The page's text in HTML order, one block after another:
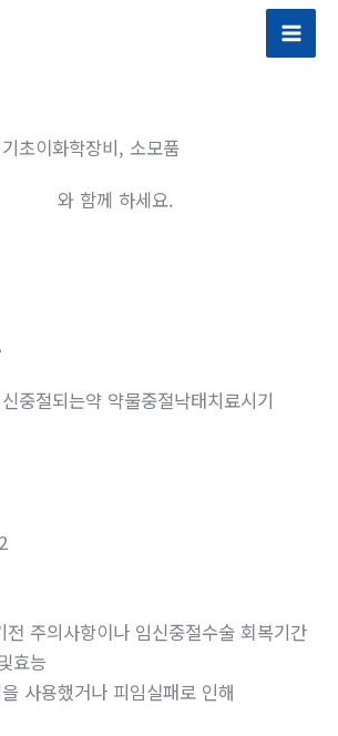
초이화학장비, 소모품
와 함께 하세요.
중절되는약 약물중절낙태치료시기
전 주의사항이나 임신중절수술 회복기간
효능
사용했거나 피임실패로 인해